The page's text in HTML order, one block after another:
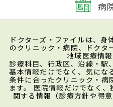
病
ドクターズ・ファイルは、
のクリニック・病院、ドクタ
地域医療情報
診療科目、行政区、沿線・駅
基本情報だけでなく、気にな
条件に合ったクリニック・病
ます。 医院情報だけでなく
関する情報（診療方針や得